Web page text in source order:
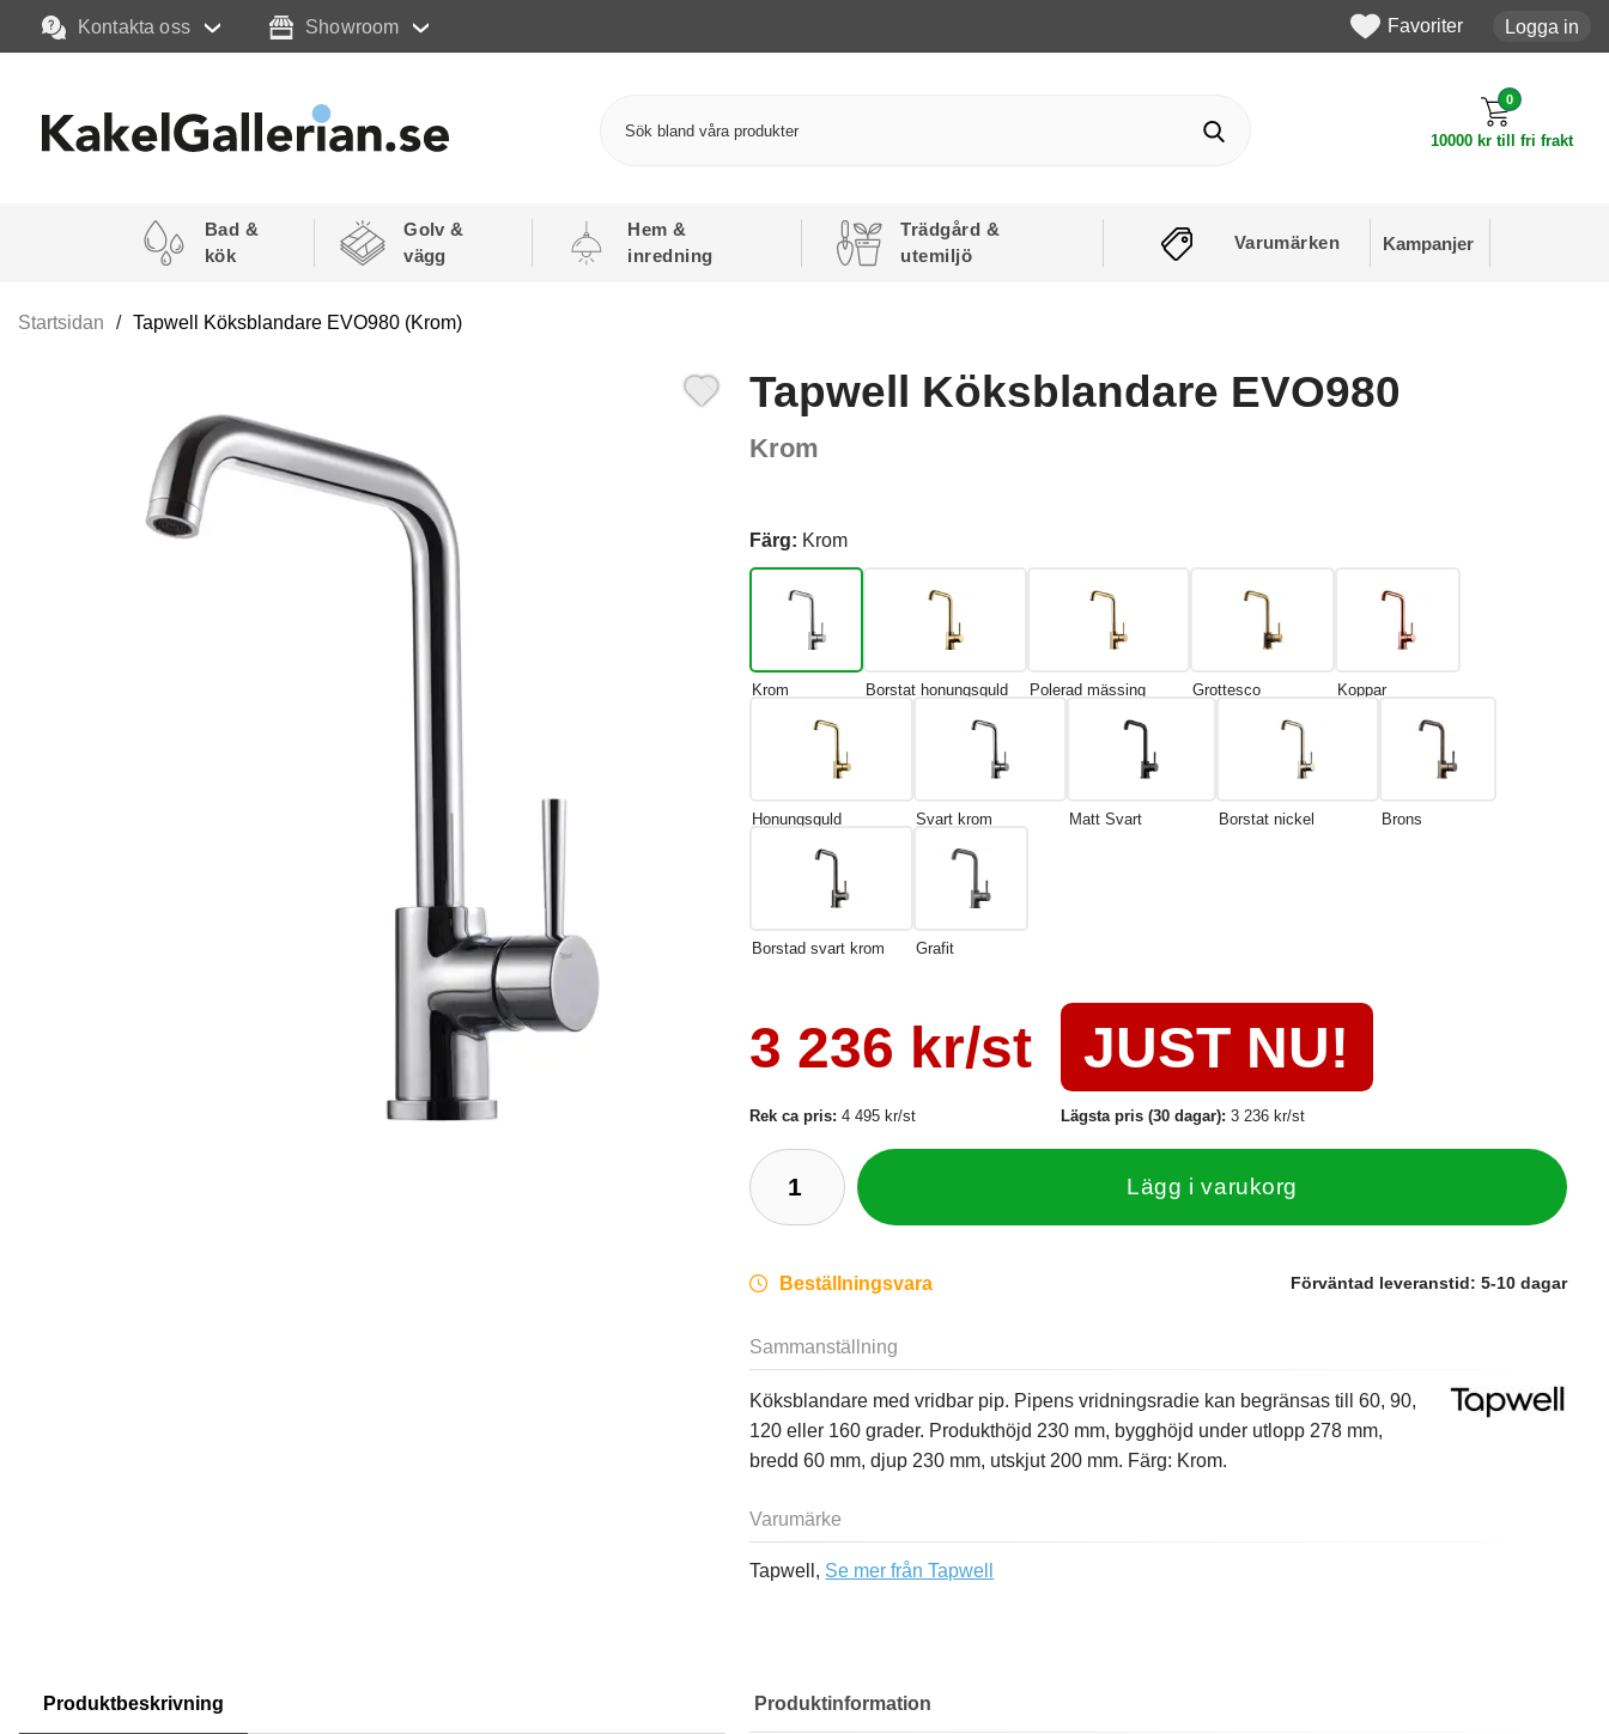
Kontakta oss Showroom Favoriter Logga in
0
10000 kr till fri frakt
Bad &
kök
Golv &
vägg
Hem &
inredning
Trädgård &
utemiljö
Varumärken Kampanjer
Startsidan Tapwell Köksblandare EVO980 (Krom)
Tapwell Köksblandare EVO980
Krom
Färg: Krom
Krom Borstat honungsguld Polerad mässing Grottesco Koppar
Honungsguld Svart krom Matt Svart Borstat nickel Brons
Borstad svart krom Grafit
3 236 kr/st JUST NU!
Rek ca pris:4 495 kr/st Lägsta pris (30 dagar):3 236 kr/st
Lägg i varukorg
Beställningsvara Förväntad leveranstid: 5-10 dagar
Sammanställning
Köksblandare med vridbar pip. Pipens vridningsradie kan begränsas till 60, 90,
120 eller 160 grader. Produkthöjd 230 mm, bygghöjd under utlopp 278 mm,
bredd 60 mm, djup 230 mm, utskjut 200 mm. Färg: Krom.
Varumärke
Tapwell, Se mer från Tapwell
Produktbeskrivning Produktinformation